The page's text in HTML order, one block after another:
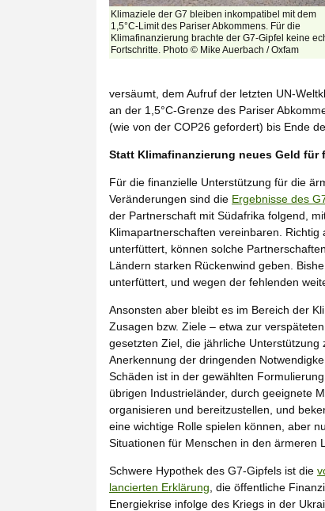
Klimaziele der G7 bleiben inkompatibel mit dem
1,5°C-Limit des Pariser Abkommens. Für die
Klimafinanzierung brachte der G7-Gipfel keine
Fortschritte. Photo © Mike Auerbach / Oxfam
versäumt, dem Aufruf der letzten UN-
an der 1,5°C-Grenze des Pariser
(wie von der COP26 gefordert) bis Ende
Statt Klimafinanzierung neues Geld für
Für die finanzielle Unterstützung für die
Veränderungen sind die Ergebnisse des
der Partnerschaft mit Südafrika folgend,
Klimapartnerschaften vereinbaren.
unterfüttert, können solche
Ländern starken Rückenwind geben.
unterfüttert, und wegen der fehlenden
Ansonsten aber bleibt es im Bereich der
Zusagen bzw. Ziele – etwa zur
gesetzten Ziel, die jährliche
Anerkennung der dringenden
Schäden ist in der gewählten
übrigen Industrieländer, durch geeignete
organisieren und bereitzustellen, und
eine wichtige Rolle spielen können, aber
Situationen für Menschen in den ärmeren
Schwere Hypothek des G7-Gipfels ist die
lancierten Erklärung , die öffentliche
Energiekrise infolge des Kriegs in der